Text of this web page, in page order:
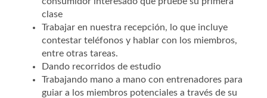
clase
Trabajar en nuestra recepción, lo que incluye
contestar teléfonos y hablar con los miembros,
entre otras tareas.
Dando recorridos de estudio
Trabajando mano a mano con entrenadores para
guiar a los miembros potenciales a través de su